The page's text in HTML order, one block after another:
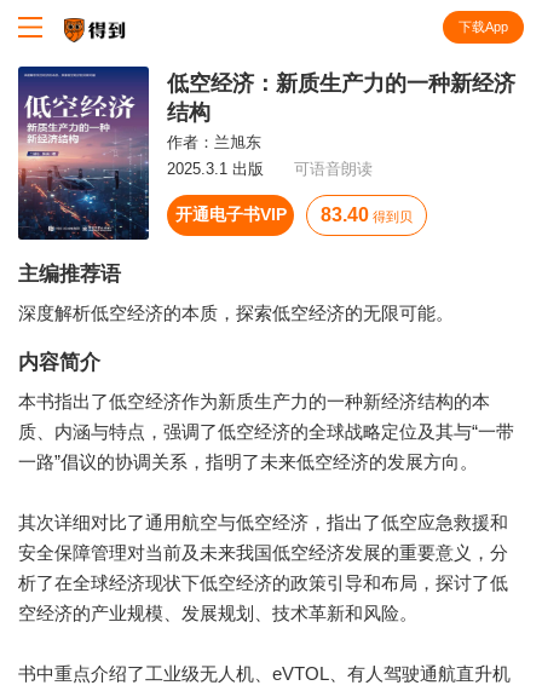
下载App
低空经济：新质生产力的一种新经济
结构
作者： 兰旭东
2025.3.1 出版
可语音朗读
开通电子书VIP 83.40 得到贝
主编推荐语
深度解析低空经济的本质，探索低空经济的无限可能。
内容简介
本书指出了低空经济作为新质生产力的一种新经济结构的本
质、内涵与特点，强调了低空经济的全球战略定位及其与“一带
一路”倡议的协调关系，指明了未来低空经济的发展方向。
其次详细对比了通用航空与低空经济，指出了低空应急救援和
安全保障管理对当前及未来我国低空经济发展的重要意义，分
析了在全球经济现状下低空经济的政策引导和布局，探讨了低
空经济的产业规模、发展规划、技术革新和风险。
书中重点介绍了工业级无人机、eVTOL、有人驾驶通航直升机